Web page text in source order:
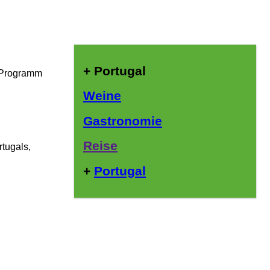
+ Portugal
Weine
Gastronomie
Reise
+ Portugal